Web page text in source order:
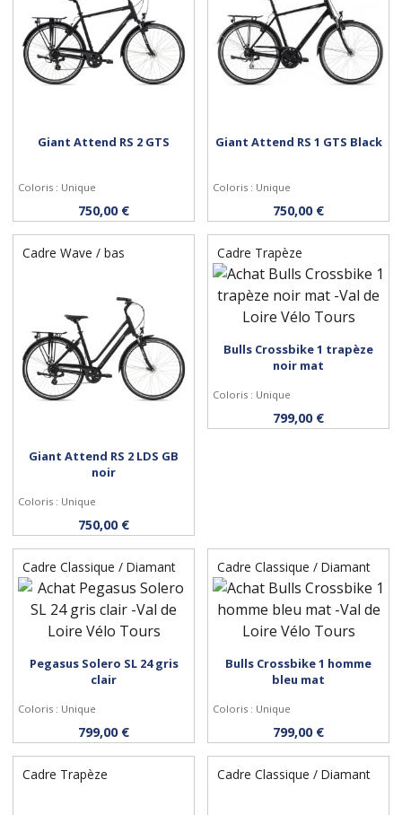
Personnaliser
Giant Attend RS 2 GTS
Coloris : Unique
750,00 € Personnaliser
Giant Attend RS 1 GTS Black
Coloris : Unique
750,00 €
Cadre Wave / bas
Personnaliser
Giant Attend RS 2 LDS GB
noir
Coloris : Unique
750,00 €
Cadre Trapèze
Personnaliser
Bulls Crossbike 1 trapèze
noir mat
Coloris : Unique
799,00 €
Cadre Classique / Diamant
Personnaliser
Pegasus Solero SL 24 gris
clair
Coloris : Unique
799,00 €
Cadre Classique / Diamant
Personnaliser
Bulls Crossbike 1 homme
bleu mat
Coloris : Unique
799,00 €
Cadre Trapèze Cadre Classique / Diamant